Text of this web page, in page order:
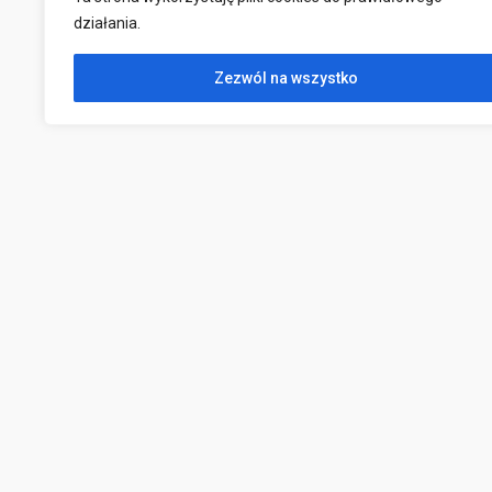
działania.
Zezwól na wszystko